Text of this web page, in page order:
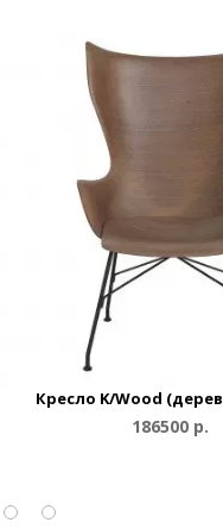
Кресло K/Wood
186500 р.